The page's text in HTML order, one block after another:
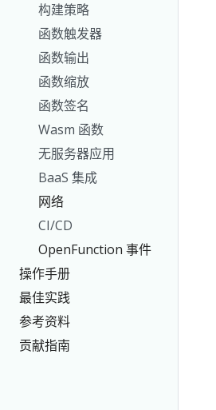
构建策略
函数触发器
函数输出
函数缩放
函数签名
Wasm 函数
无服务器应用
BaaS 集成
网络
CI/CD
OpenFunction 事件
操作手册
最佳实践
参考资料
贡献指南